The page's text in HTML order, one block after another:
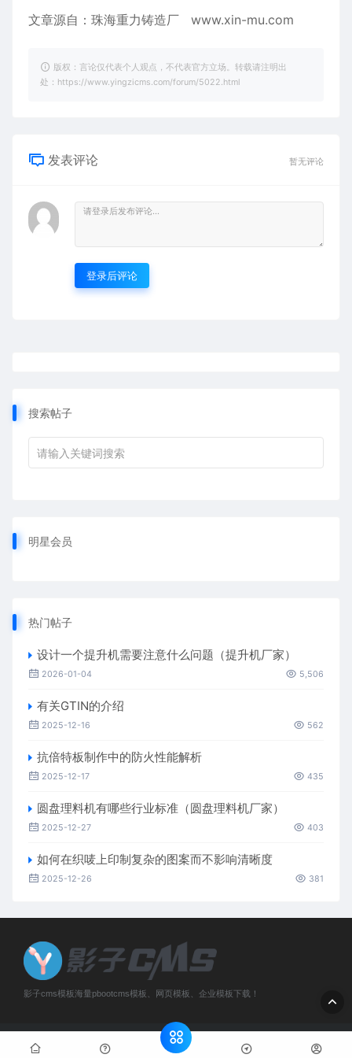
文章源自：珠海重力铸造厂 www.xin-mu.com
版权：言论仅代表个人观点，不代表官方立场。转载请注明出
处：https://www.yingzicms.com/forum/5022.html
发表评论 暂无评论
登录后评论
搜索帖子
明星会员
热门帖子
设计一个提升机需要注意什么问题（提升机厂家）
2026-01-04 5,506
有关GTIN的介绍
2025-12-16 562
抗倍特板制作中的防火性能解析
2025-12-17 435
圆盘理料机有哪些行业标准（圆盘理料机厂家）
2025-12-27 403
如何在织唛上印制复杂的图案而不影响清晰度
2025-12-26 381
影子cms模板海量pbootcms模板、网页模板、企业模板下载！
Copyright © 2019-2026 河南格展网络科技有限公司 版权所有
网站